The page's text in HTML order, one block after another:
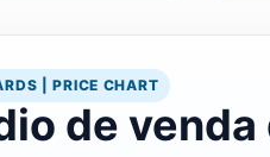
| PRICE CHART
de